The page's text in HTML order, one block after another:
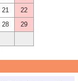
21
22
28
29